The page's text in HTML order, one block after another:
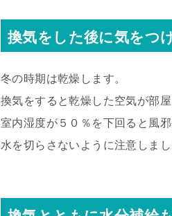
換気をした後に気をつ
冬の時期は乾燥します。
換気をすると乾燥した空気が部
室内湿度が５０％を下回ると風
水を切らさないように注意しまし